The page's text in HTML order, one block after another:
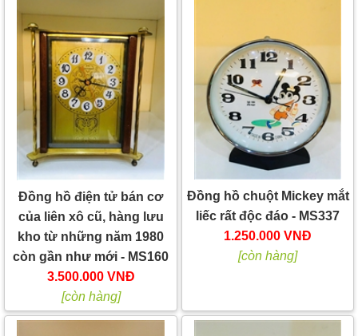
Đồng hồ điện tử bán cơ
của liên xô cũ, hàng lưu
kho từ những năm 1980
còn gần như mới - MS160
3.500.000 VNĐ
[còn hàng]
Đồng hồ chuột Mickey mắt
liếc rất độc đáo - MS337
1.250.000 VNĐ
[còn hàng]